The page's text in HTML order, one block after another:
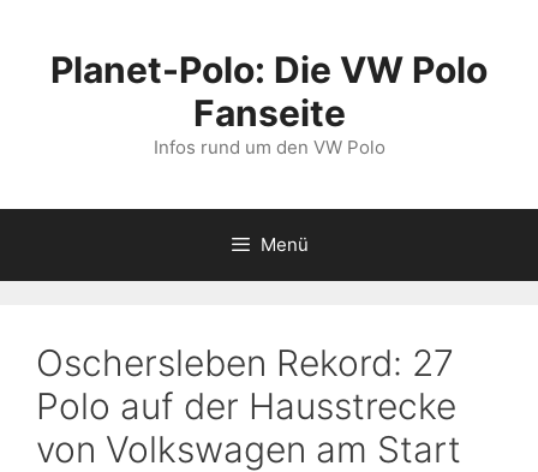
springenPlanet-Polo: Die VW Polo
Fanseite
Infos rund um den VW Polo
Menü
Oschersleben Rekord: 27
Polo auf der Hausstrecke
von Volkswagen am Start